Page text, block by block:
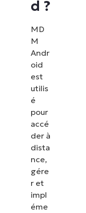
d ?
MD
M
Andr
oid
est
utilis
é
pour
accé
der à
dista
nce,
gére
r et
impl
éme